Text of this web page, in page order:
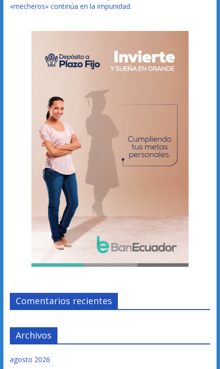
«mecheros» continúa en la impunidad.
Comentarios recientes
Archivos
agosto 2026